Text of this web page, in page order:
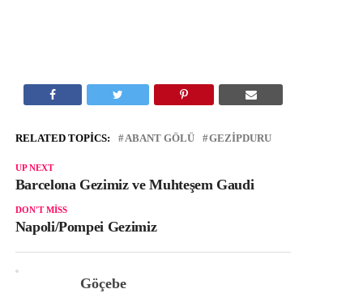
RELATED TOPICS: ABANT GÖLÜ GEZIPDURU
UP NEXT
Barcelona Gezimiz ve Muhteşem Gaudi
DON'T MISS
Napoli/Pompei Gezimiz
Göçebe